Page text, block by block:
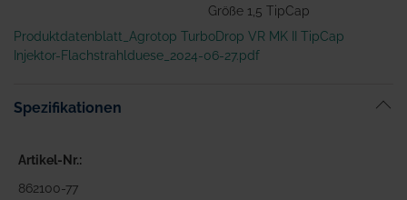
Größe 1,5 TipCap
Produktdatenblatt_Agrotop TurboDrop VR MK II TipCap
Injektor-Flachstrahlduese_2024-06-27.pdf
Spezifikationen
Artikel-Nr.
862100-77